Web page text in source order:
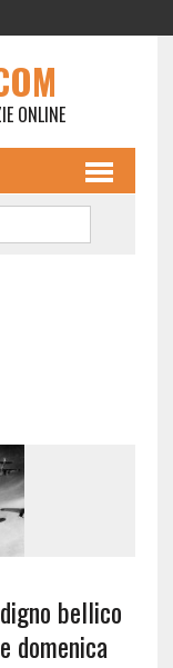
ONLINE
bellico
domenica